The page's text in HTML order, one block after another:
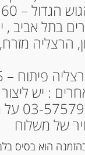
מעוכים
בנוסח
– 60 ש”ח
אביב , יפו 75
הרצליה
פיתוח – 75 ש”ח
: יש
החנות
של משלוח
הוא בסיס